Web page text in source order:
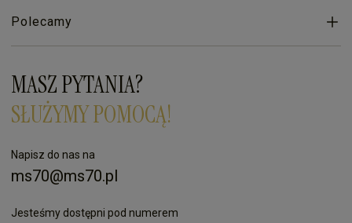
Polecamy
MASZ PYTANIA?
SŁUŻYMY POMOCĄ!
Napisz do nas na
ms70@ms70.pl
Jesteśmy dostępni pod numerem